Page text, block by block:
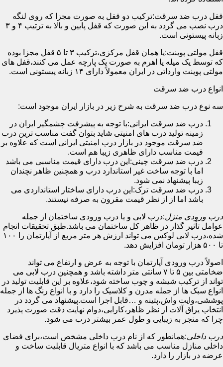
قفل درب ضد سرقت:ترکیب دو قفل به صورت مجزا که روی لنگه
درب نصب می گردد به این صورت که قفل پایین و بالا به ترتیب ۴ و ۳
زبانه پیستونی است.
قفل مولتی پوینت:یا همان قفل مرکزی،ترکیب ۳ تا ۵ قفل مجزا بوده
که توسط یک میله یا اهرم به صورت یک پارچه عمل می کنند،قفل های
مولتی پوینت وارداتی در ایران معمولاً دارای ۱۴ زبانه پیستونی است.
انواع درب ضد سرقت
سه نوع درب ضد سرقت به شرح زیر در بازار ایران موجود است:
درب ضد سرقت ایرانی:با توجه به پیشرفت چشمگیر ایران در
زمینه تولید درب های امنیتی شاید بتوان گفت مناسب ترین درب
ضد سرقت موجود در بازار درب امنیتی ایرانی است که علاوه بر
قیمت مناسب دارای ظاهری زیبا هم است.
درب ضد سرقت چینی:این درب دارای قیمت مناسبی می باشد
اما با توجه ساخت غیر استاندارد درب و همچنین ظاهر نچندان
زیبا پیشنهاد نمی شود.
درب ضد سرقت ترک:این درب دارای ساختار استانداردی می
باشد اما از از نظر قیمت مقرون به صرفه نیستند.
درب ورودی منزل:درب لابی و یا درب ورودی ساختمان از جمله
عوامل تأثیر گذار در ظاهر کل ساختمان می باشد.طبق تحقیقات انجام
شده،درب لابی لوکس می تواند ارزش هر متر مربع از آپارتمان را ۱۰۰
تا ۵۰۰ هزار تومان افزایش دهد.
اصولاً درب ورودی آپارتمان با توجه به عرض و ارتفاع می تواند
ضخامتی بین ۵ تا ۷ سانتی متر داشته باشد و همچنین درب لابی می
تواند از ترکیب شیشه و چوب ساخته شود،علاوه بر این قابلیت تولید در
انواع سبک ها از جمله مدرن و کلاسیک را دارد و با انواع رنگ ها از جمله
پوششی،وایت واش،پتینه و …قابل اجرا است.پیشنهاد می گردد در
انتخاب یراق آلات از نظر ظاهر،کارایی،دوام نهایت دقت صورت پذیرد
چرا که منجر به زیبایی و طول عمر بیشتر درب می شود.
درب داخلی:همانطور که از نام درب داخلی مشخص است،برای فضای
داخلی منازل مناسب می باشد که با انواع متریال قابلیت ساخت و
عرضه در بازار را دارد.